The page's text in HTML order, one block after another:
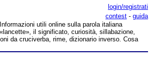
login/registrati
contest - guida
Informazioni utili online sulla parola italiana
«lancette», il significato, curiosità, sillabazione,
da cruciverba, rime, dizionario inverso. Cosa